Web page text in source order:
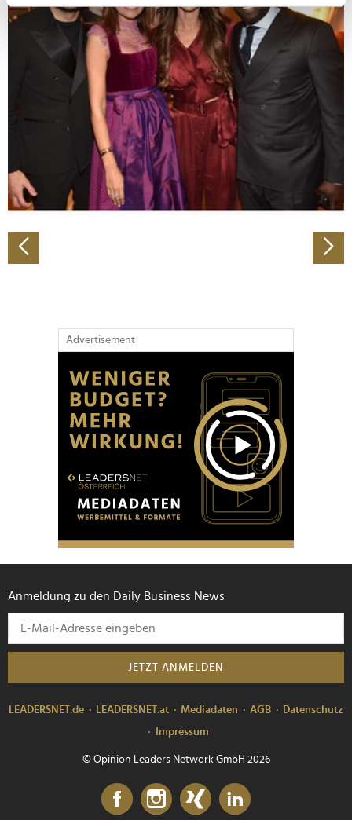
bestimmten Merkmalen (Fingerprinting) identifizieren
Erfahren Sie mehr darüber, wie Ihre persönlichen Daten
verarbeitet werden, und legen Sie Ihre Präferenzen im
Abschnitt Einzelheiten
fest.
Wir verwenden Cookies, um Inhalte und Anzeigen zu
personalisieren, Funktionen für soziale Medien anbieten
zu können und die Zugriffe auf unsere Website zu
analysieren. Außerdem geben wir Informationen zu Ihrer
Verwendung unserer Website an unsere Partner für
soziale Medien, Werbung und Analysen weiter. Unsere
Partner führen diese Informationen möglicherweise mit
weiteren Daten zusammen, die Sie ihnen bereitgestellt
Advertisement
Anmeldung zu den Daily Business News
JETZT ANMELDEN
LEADERSNET.de LEADERSNET.at Mediadaten AGB
Datenschutz
Impressum
© Opinion Leaders Network GmbH 2026